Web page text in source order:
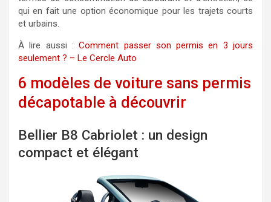
qui en fait une option économique pour les trajets courts
et urbains.
À lire aussi :Comment passer son permis en 3 jours
seulement ? – Le Cercle Auto
6 modèles de voiture sans permis
décapotable à découvrir
Bellier B8 Cabriolet : un design
compact et élégant